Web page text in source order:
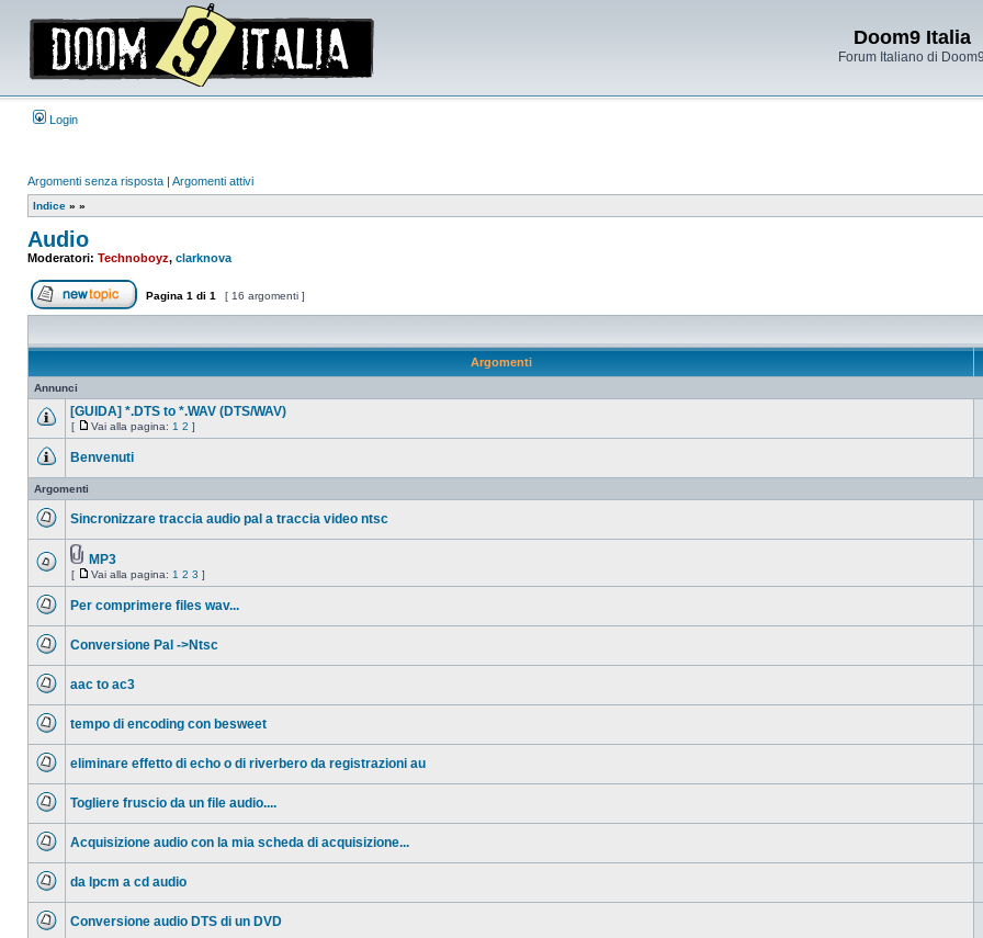
Doom9 Italia
Forum Italiano di Doom9
Login
Argomenti senza risposta | Argomenti attivi
Indice » »
Audio
Moderatori: Technoboyz, clarknova
Apri un nuovo argomento
Pagina 1 di 1 [ 16 argomenti ]
Argomenti
Annunci
Nessun
[GUIDA] *.DTS to *.WAV (DTS/WAV)
[
Vai
pagina
Vai alla pagina: 1 2 ]
messaggio
da
Benvenuti
Argomenti
messaggio
leggere
Sincronizzare traccia audio pal a traccia video ntsc
Nessun
messaggio
leggere
Allegato(i)
MP3
[
Vai
pagina
Vai alla pagina: 1 2 3 ]
Per comprimere files wav...
Conversione Pal ->Ntsc
aac to ac3
tempo di encoding con besweet
eliminare effetto di echo o di riverbero da registrazioni au
Togliere fruscio da un file audio....
Acquisizione audio con la mia scheda di acquisizione...
da lpcm a cd audio
Conversione audio DTS di un DVD